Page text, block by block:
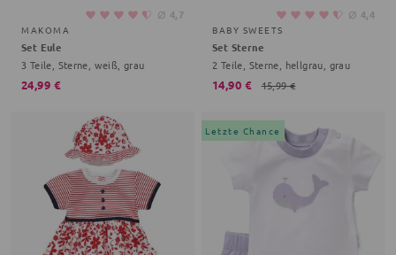
⌀ 4,7
MAKOMA
Set Eule
3 Teile, Sterne, weiß, grau
24,99 €
⌀ 4,4
BABY SWEETS
Set Sterne
2 Teile, Sterne, hellgrau, grau
14,90 € 15,99 €
Letzte Chance